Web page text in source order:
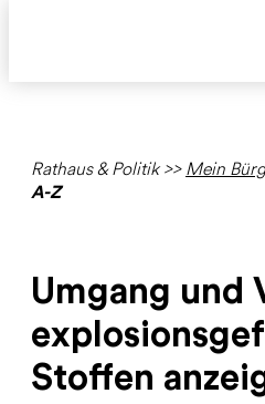
Rathaus & Politik>> Mein
A-Z
Umgang und
Stoffen